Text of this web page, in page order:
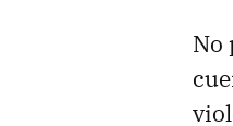
No